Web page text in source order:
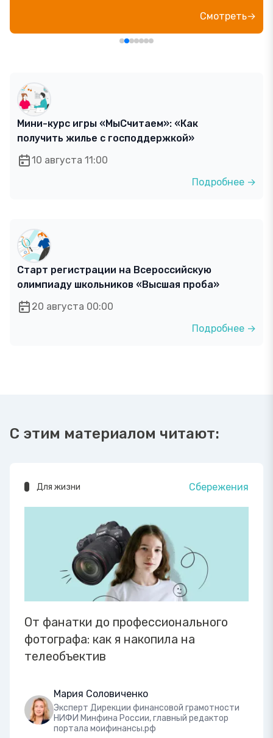
Посмотреть→
Мини-курс игры «МыСчитаем»: «Как
получить жилье с господдержкой»
10 августа 11:00
Подробнее →
Старт регистрации на Всероссийскую
олимпиаду школьников «Высшая проба»
20 августа 00:00
Подробнее →
С этим материалом читают:
Для жизни Сбережения
От фанатки до профессионального
фотографа: как я накопила на
телеобъектив
Мария Соловиченко
Эксперт Дирекции финансовой грамотности
НИФИ Минфина России, главный редактор
портала моифинансы.рф